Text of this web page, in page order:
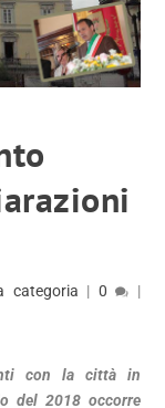
categoria | 0 |
con la città in
del 2018 occorre